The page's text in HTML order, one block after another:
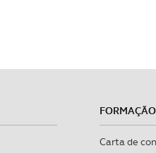
FORMAÇÃO
Carta de